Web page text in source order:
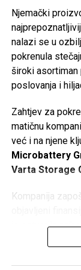
Njemački
nalazi se u
pokrenula
široki asortiman
poslovanja i
Zahtjev za
matičnu
već i na njene
Microbattery
Varta Storage
Kompanija
je ostvarila
64,5